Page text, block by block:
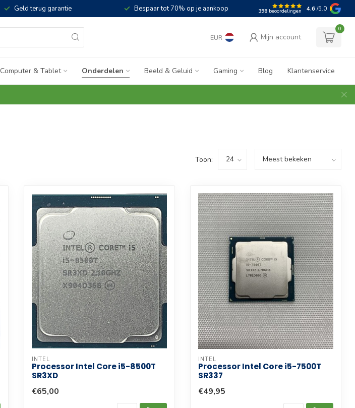
Geld terug garantie Bespaar tot 70% op je aankoop 398 beoordelingen 4.6 /5.0
EUR Mijn account
0
Computer & Tablet Onderdelen Beeld & Geluid Gaming Blog Klantenservice
Toon:
INTEL
Processor Intel Core i5-8500T
SR3XD
€65,00
INTEL
Processor Intel Core i5-7500T
SR337
€49,95